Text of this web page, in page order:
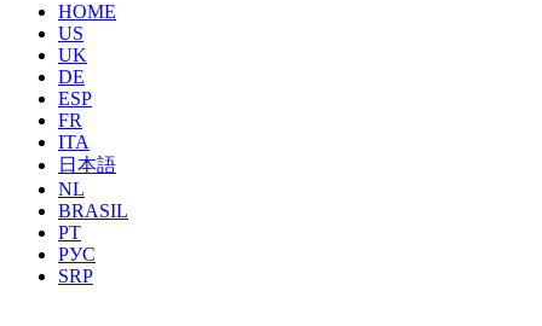
HOME
US
UK
DE
ESP
FR
ITA
日本語
NL
BRASIL
PT
РУС
SRP